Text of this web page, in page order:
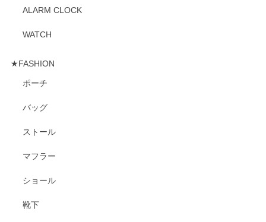
ALARM CLOCK
WATCH
★FASHION
ポーチ
バッグ
ストール
マフラー
ショール
靴下